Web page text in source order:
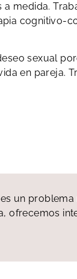
medida.
cognitivo-
sexual
en pareja.
un
ofrecemos